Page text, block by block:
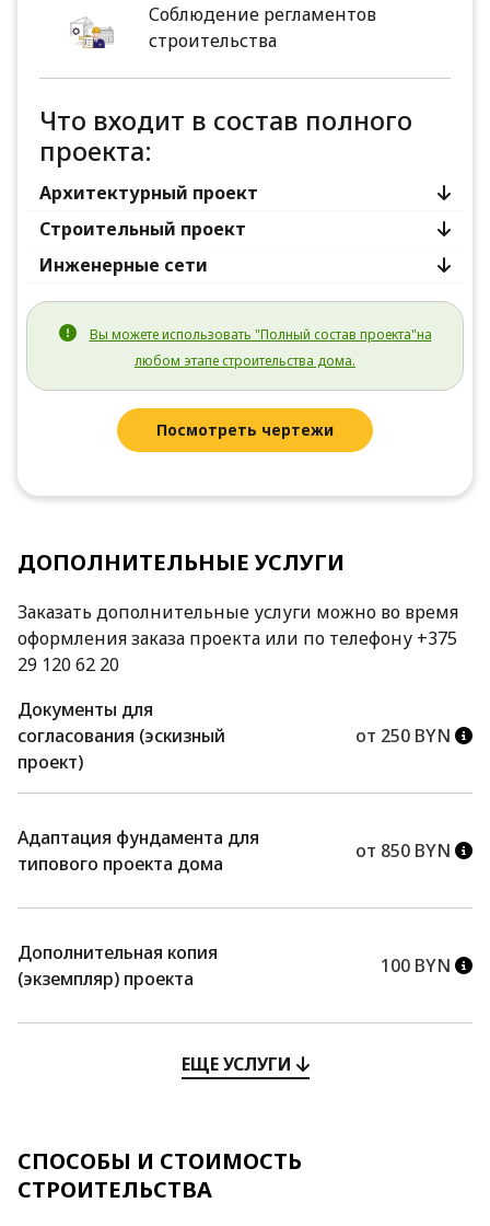
Соблюдение регламентов
строительства
Что входит в состав полного
проекта:
Архитектурный проект
Строительный проект
Инженерные сети
Вы можете использовать "Полный состав проекта"на
любом этапе строительства дома.
Посмотреть чертежи
ДОПОЛНИТЕЛЬНЫЕ УСЛУГИ
Заказать дополнительные услуги можно во время
оформления заказа проекта или по телефону +375
29 120 62 20
Документы для
согласования (эскизный
проект)
от 250 BYN
Адаптация фундамента для
типового проекта дома
от 850 BYN
Дополнительная копия
(экземпляр) проекта
100 BYN
ЕЩЕ УСЛУГИ
СПОСОБЫ И СТОИМОСТЬ
СТРОИТЕЛЬСТВА